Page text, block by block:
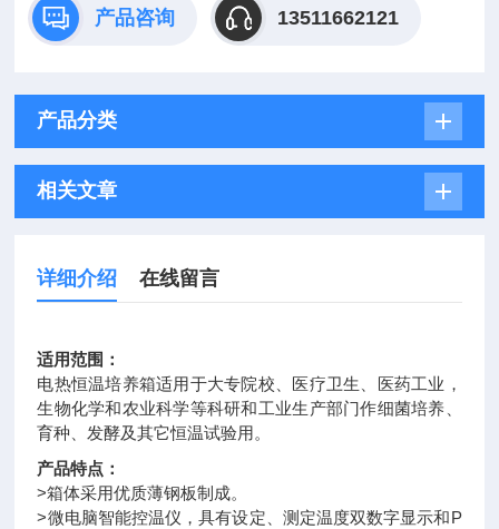
产品咨询 13511662121
产品分类
相关文章
详细介绍 在线留言
适用范围：
电热恒温培养箱适用于大专院校、医疗卫生、医药工业，
生物化学和农业科学等科研和工业生产部门作细菌培养、
育种、发酵及其它恒温试验用。
产品特点：
>箱体采用优质薄钢板制成。
>微电脑智能控温仪，具有设定、测定温度双数字显示和P